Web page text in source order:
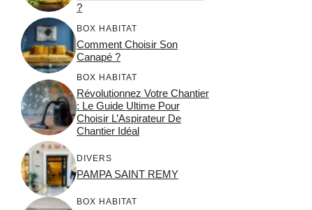
?
BOX HABITAT
Comment Choisir Son
Canapé ?
BOX HABITAT
Révolutionnez Votre Chantier
: Le Guide Ultime Pour
Choisir L’Aspirateur De
Chantier Idéal
DIVERS
PAMPA SAINT REMY
BOX HABITAT